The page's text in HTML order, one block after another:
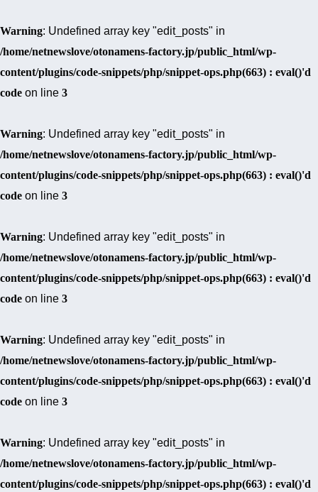
Warning: Undefined array key "edit_posts" in
/home/netnewslove/otonamens-factory.jp/public_html/wp-
content/plugins/code-snippets/php/snippet-ops.php(663) : eval()'d
code on line 3
Warning: Undefined array key "edit_posts" in
/home/netnewslove/otonamens-factory.jp/public_html/wp-
content/plugins/code-snippets/php/snippet-ops.php(663) : eval()'d
code on line 3
Warning: Undefined array key "edit_posts" in
/home/netnewslove/otonamens-factory.jp/public_html/wp-
content/plugins/code-snippets/php/snippet-ops.php(663) : eval()'d
code on line 3
Warning: Undefined array key "edit_posts" in
/home/netnewslove/otonamens-factory.jp/public_html/wp-
content/plugins/code-snippets/php/snippet-ops.php(663) : eval()'d
code on line 3
Warning: Undefined array key "edit_posts" in
/home/netnewslove/otonamens-factory.jp/public_html/wp-
content/plugins/code-snippets/php/snippet-ops.php(663) : eval()'d